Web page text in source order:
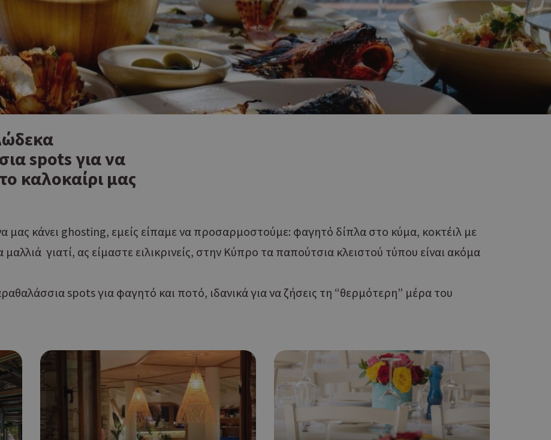
spots για να
καλοκαίρι μας
μας κάνει ghosting, εμείς είπαμε να προσαρμοστούμε: φαγητό δίπλα στο κύμα, κοκτέιλ με
γιατί, ας είμαστε ειλικρινείς, στην Κύπρο τα παπούτσια κλειστού τύπου είναι ακόμα
spots για φαγητό και ποτό, ιδανικά για να ζήσεις τη “θερμότερη” μέρα του